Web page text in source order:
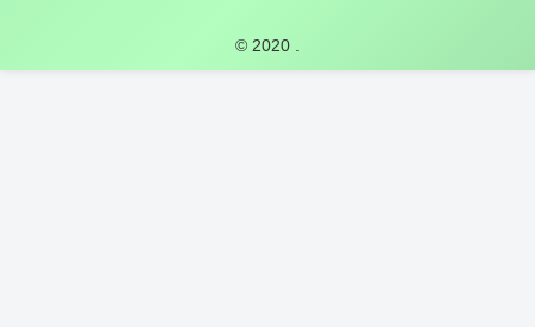
© 2020 .